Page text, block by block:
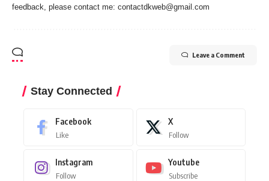
feedback, please contact me: contactdkweb@gmail.com
Leave a Comment
Stay Connected
Facebook
Like
X
Follow
Instagram
Follow
Youtube
Subscribe